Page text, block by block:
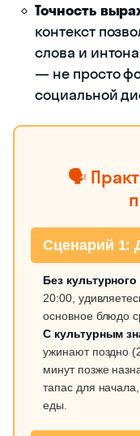
Точность
контекст
слова и
— не просто
социальной
🗣️
Сценарий 1:
Без культурного
20:00,
основное блюдо
С культурным
ужинают поздно
минут позже
тапас для
еды.